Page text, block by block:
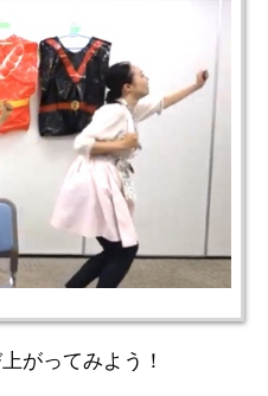
がってみよう！